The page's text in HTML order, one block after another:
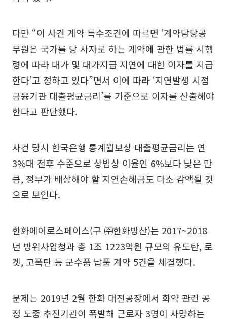
다만 “이 사건 계약 특수조건에 따르면 ‘계약담당공
무원은 국가를 당 사자로 하는 계약에 관한 법률 시행
령에 따라 대가 및 대가지급 지연에 대한 이자를 지급
한다’고 정하고 있다”면서 이에 따라 ‘지연발생 시점
금융기관 대출평균금리’를 기준으로 이자를 산출해야
한다고 판단했다.
사건 당시 한국은행 통계월보상 대출평균금리는 연
3%대 전후 수준으로 상법상 이율인 6%보다 낮은 만
큼, 정부가 배상해야 할 지연손해금도 다소 감액될 것
으로 보인다.
한화에어로스페이스(구 ㈜한화방산)는 2017~2018
년 방위사업청과 총 1조 1223억원 규모의 유도탄, 로
켓, 고폭탄 등 군수품 납품 계약 5건을 체결했다.
문제는 2019년 2월 한화 대전공장에서 화약 관련 공
정 도중 추진기관이 폭발해 근로자 3명이 사망하는